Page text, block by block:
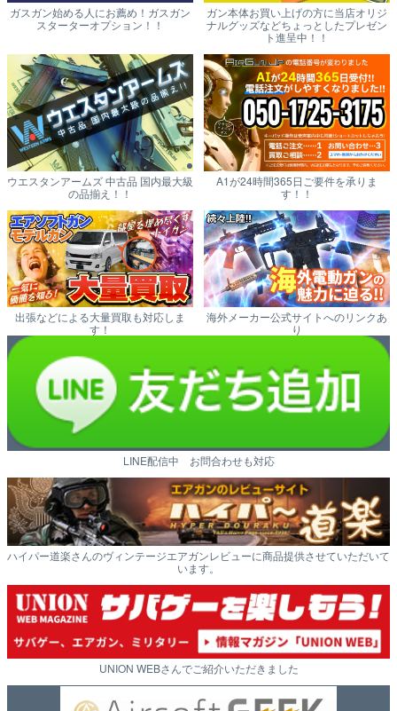
ガスガン始める人にお薦め！ガスガン
スターターオプション！！
ガン本体お買い上げの方に当店オリジ
ナルグッズなどちょっとしたプレゼン
ト進呈中！！
ウエスタンアームズ 中古品 国内最大級
の品揃え！！
A1が24時間365日ご要件を承りま
す！！
出張などによる大量買取も対応しま
す！
海外メーカー公式サイトへのリンクあ
り
LINE配信中 お問合わせも対応
ハイパー道楽さんのヴィンテージエアガンレビューに商品提供させていただいて
います。
UNION WEBさんでご紹介いただきました